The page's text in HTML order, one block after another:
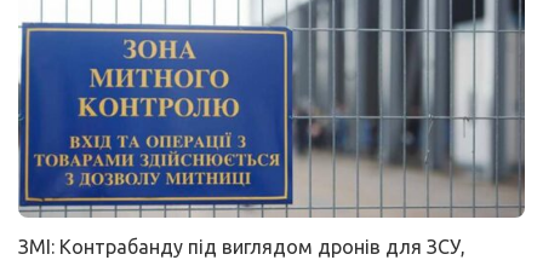
ЗМІ: Контрабанду під виглядом дронів для ЗСУ,